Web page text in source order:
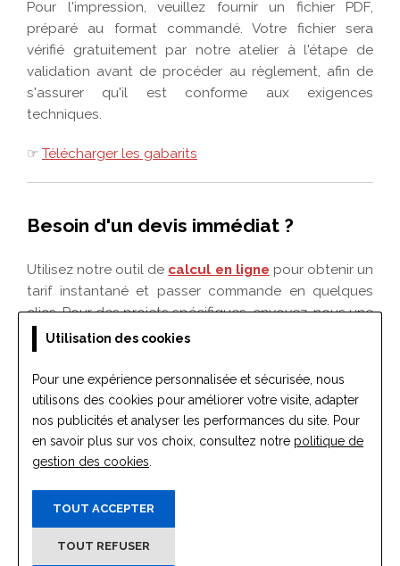
Utilisation des cookies
Pour une expérience personnalisée et sécurisée, nous
utilisons des cookies pour améliorer votre visite, adapter
nos publicités et analyser les performances du site. Pour
en savoir plus sur vos choix, consultez notre politique de
gestion des cookies
TOUT ACCEPTER
TOUT REFUSER